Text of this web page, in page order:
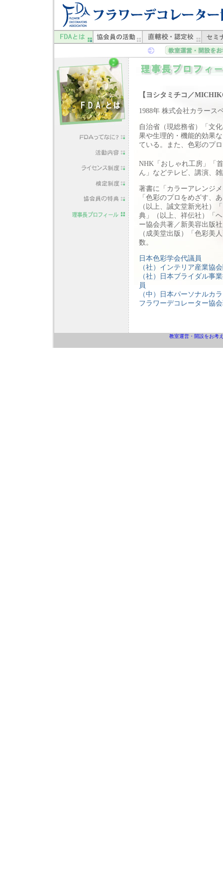
【ヨシタミチコ／
1988年 株式会社カラース
自治省（現総務省）「文
果や生理的・機能的効果
ている。また、色彩のプ
NHK「おしゃれ工房」「
ん」などテレビ、講演、
著書に「カラーアレンジ
「色彩のプロをめざす、
（以上、誠文堂新光社）
典」（以上、祥伝社）「
ー協会共著／新美容出版
（成美堂出版）「色彩美
数。
日本色彩学会代議員
（社）インテリア産業協
（社）日本ブライダル事
員
（中）日本パーソナルカ
フラワーデコレーター協
教室運営・開設をお考